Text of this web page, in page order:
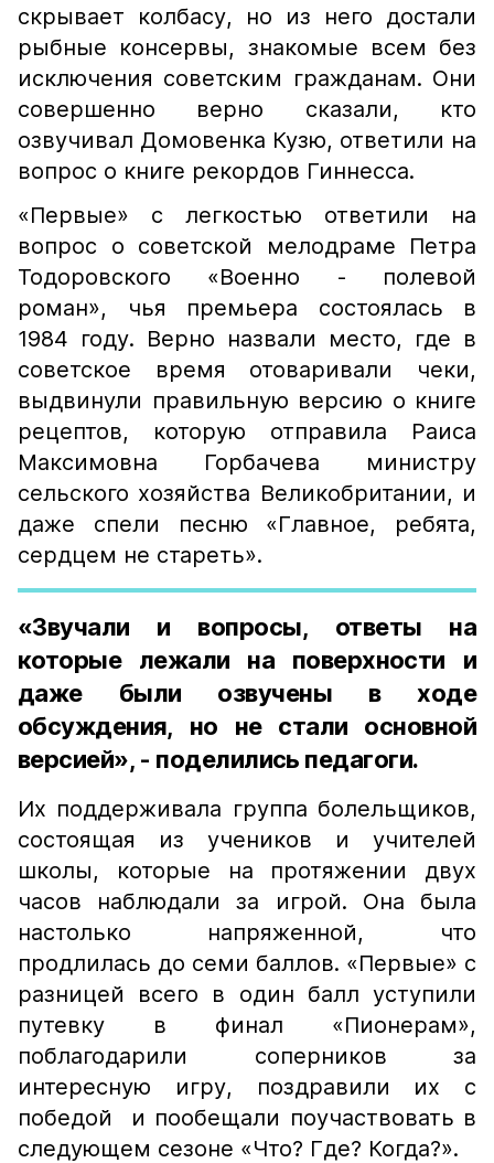
скрывает колбасу, но из него достали
рыбные консервы, знакомые всем без
исключения советским гражданам. Они
совершенно верно сказали, кто
озвучивал Домовенка Кузю, ответили на
вопрос о книге рекордов Гиннесса.
«Первые» с легкостью ответили на
вопрос о советской мелодраме Петра
Тодоровского «Военно - полевой
роман», чья премьера состоялась в
1984 году. Верно назвали место, где в
советское время отоваривали чеки,
выдвинули правильную версию о книге
рецептов, которую отправила Раиса
Максимовна Горбачева министру
сельского хозяйства Великобритании, и
даже спели песню «Главное, ребята,
сердцем не стареть».
«Звучали и вопросы, ответы на
которые лежали на поверхности и
даже были озвучены в ходе
обсуждения, но не стали основной
версией», - поделились педагоги.
Их поддерживала группа болельщиков,
состоящая из учеников и учителей
школы, которые на протяжении двух
часов наблюдали за игрой. Она была
настолько напряженной, что
продлилась до семи баллов. «Первые» с
разницей всего в один балл уступили
путевку в финал «Пионерам»,
поблагодарили соперников за
интересную игру, поздравили их с
победой и пообещали поучаствовать в
следующем сезоне «Что? Где? Когда?».